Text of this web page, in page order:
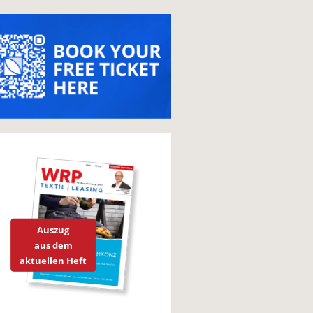
Auszug
aus dem
aktuellen Heft